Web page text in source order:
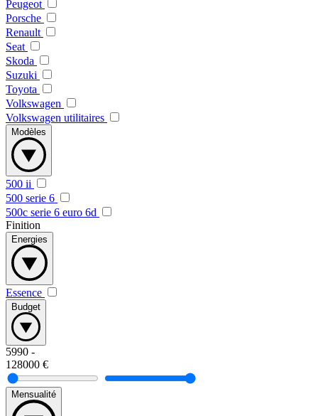
Peugeot
Porsche
Renault
Seat
Skoda
Suzuki
Toyota
Volkswagen
Volkswagen utilitaires
Modèles
500 ii
500 serie 6
500c serie 6 euro 6d
Finition
Energies
Essence
Budget
5990 -
128000 €
Mensualité